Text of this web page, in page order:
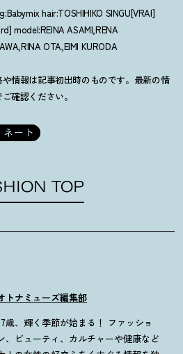
hair:TOSHIHIKO SINGU[VRAI]
model:REINA ASAMI,RENA
OTA,EIMI KURODA
情報は記事初出時のものです。最新の情
確認ください。
ネート
TOP
トナミューズ編集部
歳、輝く季節が始まる！ ファッショ
、ビューティ、カルチャーや健康など